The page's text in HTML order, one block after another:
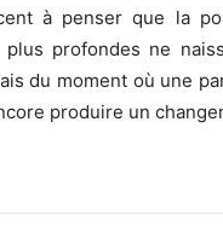
à penser que la
profondes ne
du moment où une
produire un